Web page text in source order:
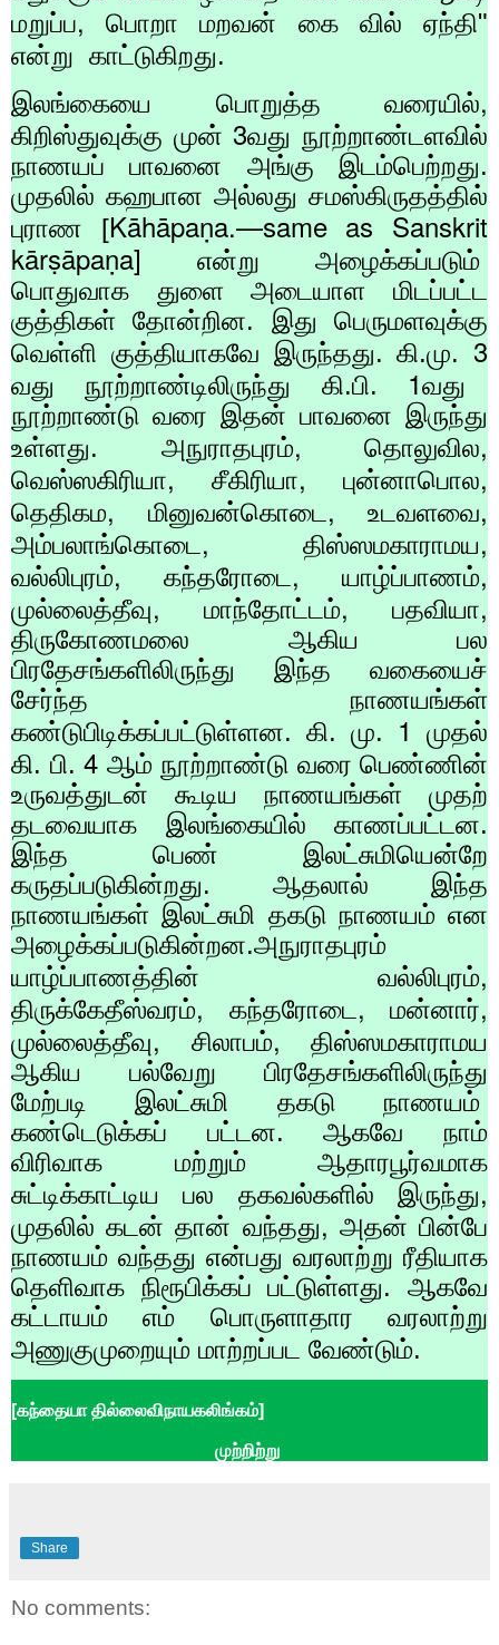
மறுப்ப,பொறா மறவன் கை வில் ஏந்தி"
என்று காட்டுகிறது.
இலங்கையை பொறுத்த வரையில்,
கிறிஸ்துவுக்கு முன் 3வது நூற்றாண்டளவில்
நாணயப் பாவனை அங்கு இடம்பெற்றது.
முதலில் கஹபான அல்லது சமஸ்கிருதத்தில்
புராண [Kāhāpaṇa.—same as Sanskrit
kārṣāpaṇa]
என்று அழைக்கப்படும்
பொதுவாக துளை அடையாள மிடப்பட்ட
குத்திகள் தோன்றின. இது பெருமளவுக்கு
வெள்ளி குத்தியாகவே இருந்தது. கி.மு. 3
வது நூற்றாண்டிலிருந்து கி.பி. 1வது
நூற்றாண்டு வரை இதன் பாவனை இருந்து
உள்ளது. அநுராதபுரம், தொலுவில,
வெஸ்ஸகிரியா, சீகிரியா, புன்னாபொல,
தெதிகம, மினுவன்கொடை , உடவளவை,
அம்பலாங்கொடை , திஸ்ஸமகாராமய,
வல்லிபுரம், கந்தரோடை , யாழ்ப்பாணம்,
முல்லைத்தீவு, மாந்தோட்டம், பதவியா,
திருகோணமலை ஆகிய பல
பிரதேசங்களிலிருந்து இந்த வகையைச்
சேர்ந்த நாணயங்கள்
கண்டுபிடிக்கப்பட்டுள்ளன. கி. மு. 1
முதல்
கி. பி. 4 ஆம் நூற்றாண்டு வரை பெண்ணின்
உருவத்துடன் கூடிய நாணயங்கள் முதற்
தடவையாக இலங்கையில் காணப்பட்டன.
இந்த பெண் இலட்சுமியென்றே
கருதப்படுகின்றது. ஆதலால் இந்த
நாணயங்கள் இலட்சுமி தகடு நாணயம் என
அழைக்கப்படுகின்றன.அநுராதபுரம்
யாழ்ப்பாணத்தின் வல்லிபுரம்,
திருக்கேதீஸ்வரம், கந்தரோடை , மன்னார்,
முல்லைத்தீவு, சிலாபம்,
திஸ்ஸமகாராமய
ஆகிய பல்வேறு பிரதேசங்களிலிருந்து
மேற்படி இலட்சுமி தகடு நாணயம்
கண்டெடுக்கப் பட்டன. ஆகவே நாம்
விரிவாக மற்றும் ஆதாரபூர்வமாக
சுட்டிக்காட்டிய பல தகவல்களில் இருந்து,
முதலில் கடன் தான் வந்தது, அதன் பின்பே
நாணயம் வந்தது என்பது வரலாற்று ரீதியாக
தெளிவாக நிரூபிக்கப் பட்டுள்ளது. ஆகவே
கட்டாயம் எம் பொருளாதார வரலாற்று
அணுகுமுறையும் மாற்றப்பட வேண்டும்.
[கந்தையா தில்லைவிநாயகலிங்கம்]
முற்றிற்று
Share
No comments: